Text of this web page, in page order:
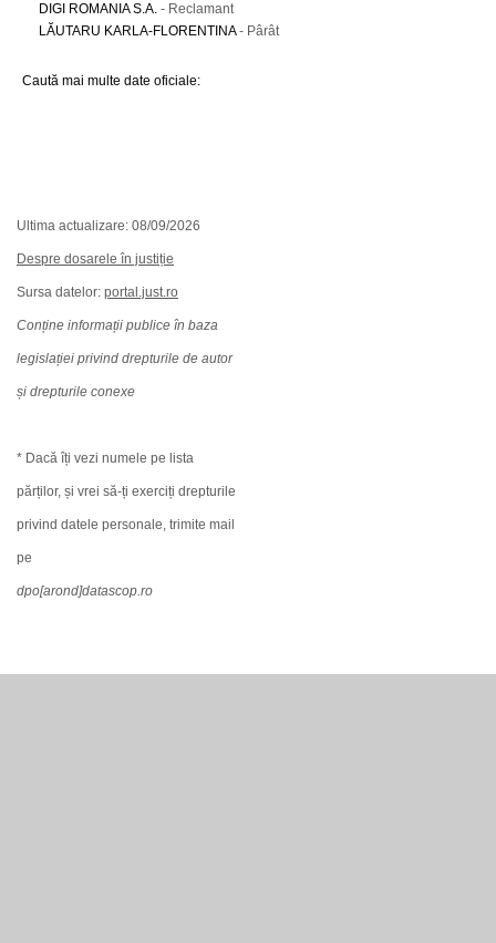
DIGI ROMANIA S.A. - Reclamant
LĂUTARU KARLA-FLORENTINA- Pârât
Caută mai multe date oficiale:
Ultima actualizare: 08/09/2026
Despre dosarele în justiție
Sursa datelor: portal.just.ro
Conține informații publice în baza
legislației privind drepturile de autor
și drepturile conexe
* Dacă îți vezi numele pe lista
părților, și vrei să-ți exerciți drepturile
privind datele personale, trimite mail
pe
dpo[arond]datascop.ro